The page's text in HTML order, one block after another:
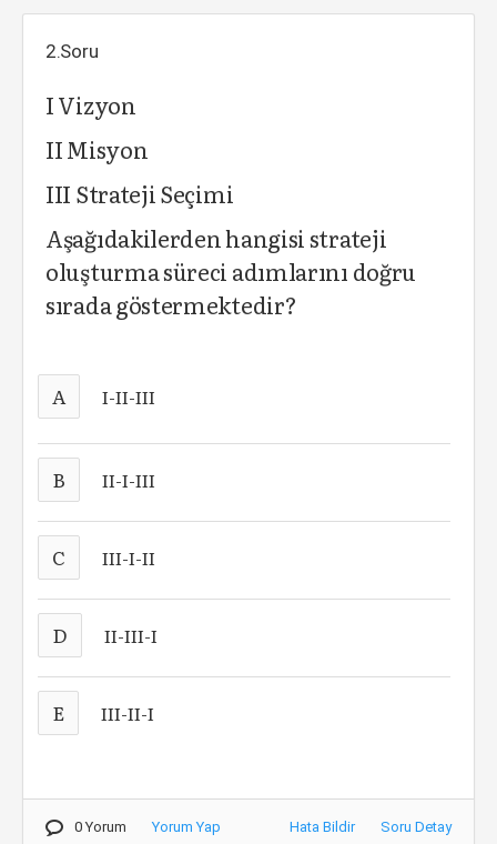
2.Soru
I Vizyon
II Misyon
III Strateji Seçimi
Aşağıdakilerden hangisi strateji
oluşturma süreci adımlarını doğru
sırada göstermektedir?
A I-II-III
B II-I-III
C III-I-II
D II-III-I
E III-II-I
0 Yorum Yorum Yap Hata Bildir Soru Detay